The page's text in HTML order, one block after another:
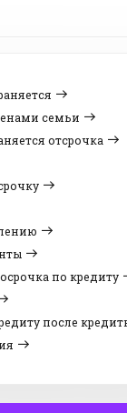
семьи
отсрочка
по кредиту
после